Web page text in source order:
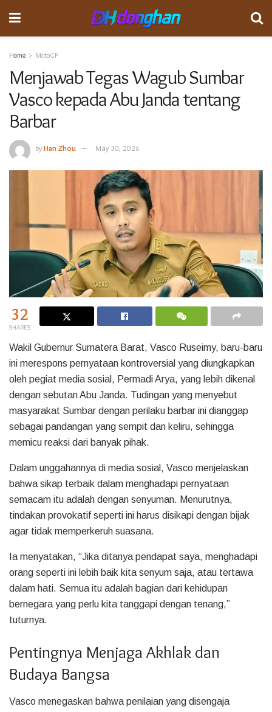
Home MotoGP
Menjawab Tegas Wagub Sumbar
Vasco kepada Abu Janda tentang
Barbar
byHan Zhou May 30, 2026
32
SHARES
Wakil Gubernur Sumatera Barat, Vasco Ruseimy, baru-baru
ini merespons pernyataan kontroversial yang diungkapkan
oleh pegiat media sosial, Permadi Arya, yang lebih dikenal
dengan sebutan Abu Janda. Tudingan yang menyebut
masyarakat Sumbar dengan perilaku barbar ini dianggap
sebagai pandangan yang sempit dan keliru, sehingga
memicu reaksi dari banyak pihak.
Dalam unggahannya di media sosial, Vasco menjelaskan
bahwa sikap terbaik dalam menghadapi pernyataan
semacam itu adalah dengan senyuman. Menurutnya,
tindakan provokatif seperti ini harus disikapi dengan bijak
agar tidak memperkeruh suasana.
Ia menyatakan, “Jika ditanya pendapat saya, menghadapi
orang seperti ini lebih baik kita senyum saja, atau tertawa
dalam hati. Semua itu adalah bagian dari kehidupan
bernegara yang perlu kita tanggapi dengan tenang,”
tuturnya.
Pentingnya Menjaga Akhlak dan
Budaya Bangsa
Vasco menegaskan bahwa penilaian yang disengaja